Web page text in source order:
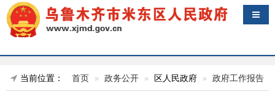
导航
当前位置： 首页 政务公开 区人民政府 政府工作报告